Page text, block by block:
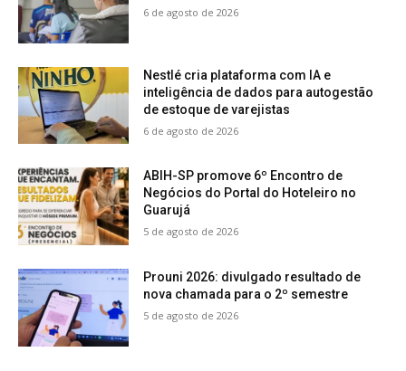
6 de agosto de 2026
Nestlé cria plataforma com IA e
inteligência de dados para autogestão
de estoque de varejistas
6 de agosto de 2026
ABIH-SP promove 6º Encontro de
Negócios do Portal do Hoteleiro no
Guarujá
5 de agosto de 2026
Prouni 2026: divulgado resultado de
nova chamada para o 2º semestre
5 de agosto de 2026